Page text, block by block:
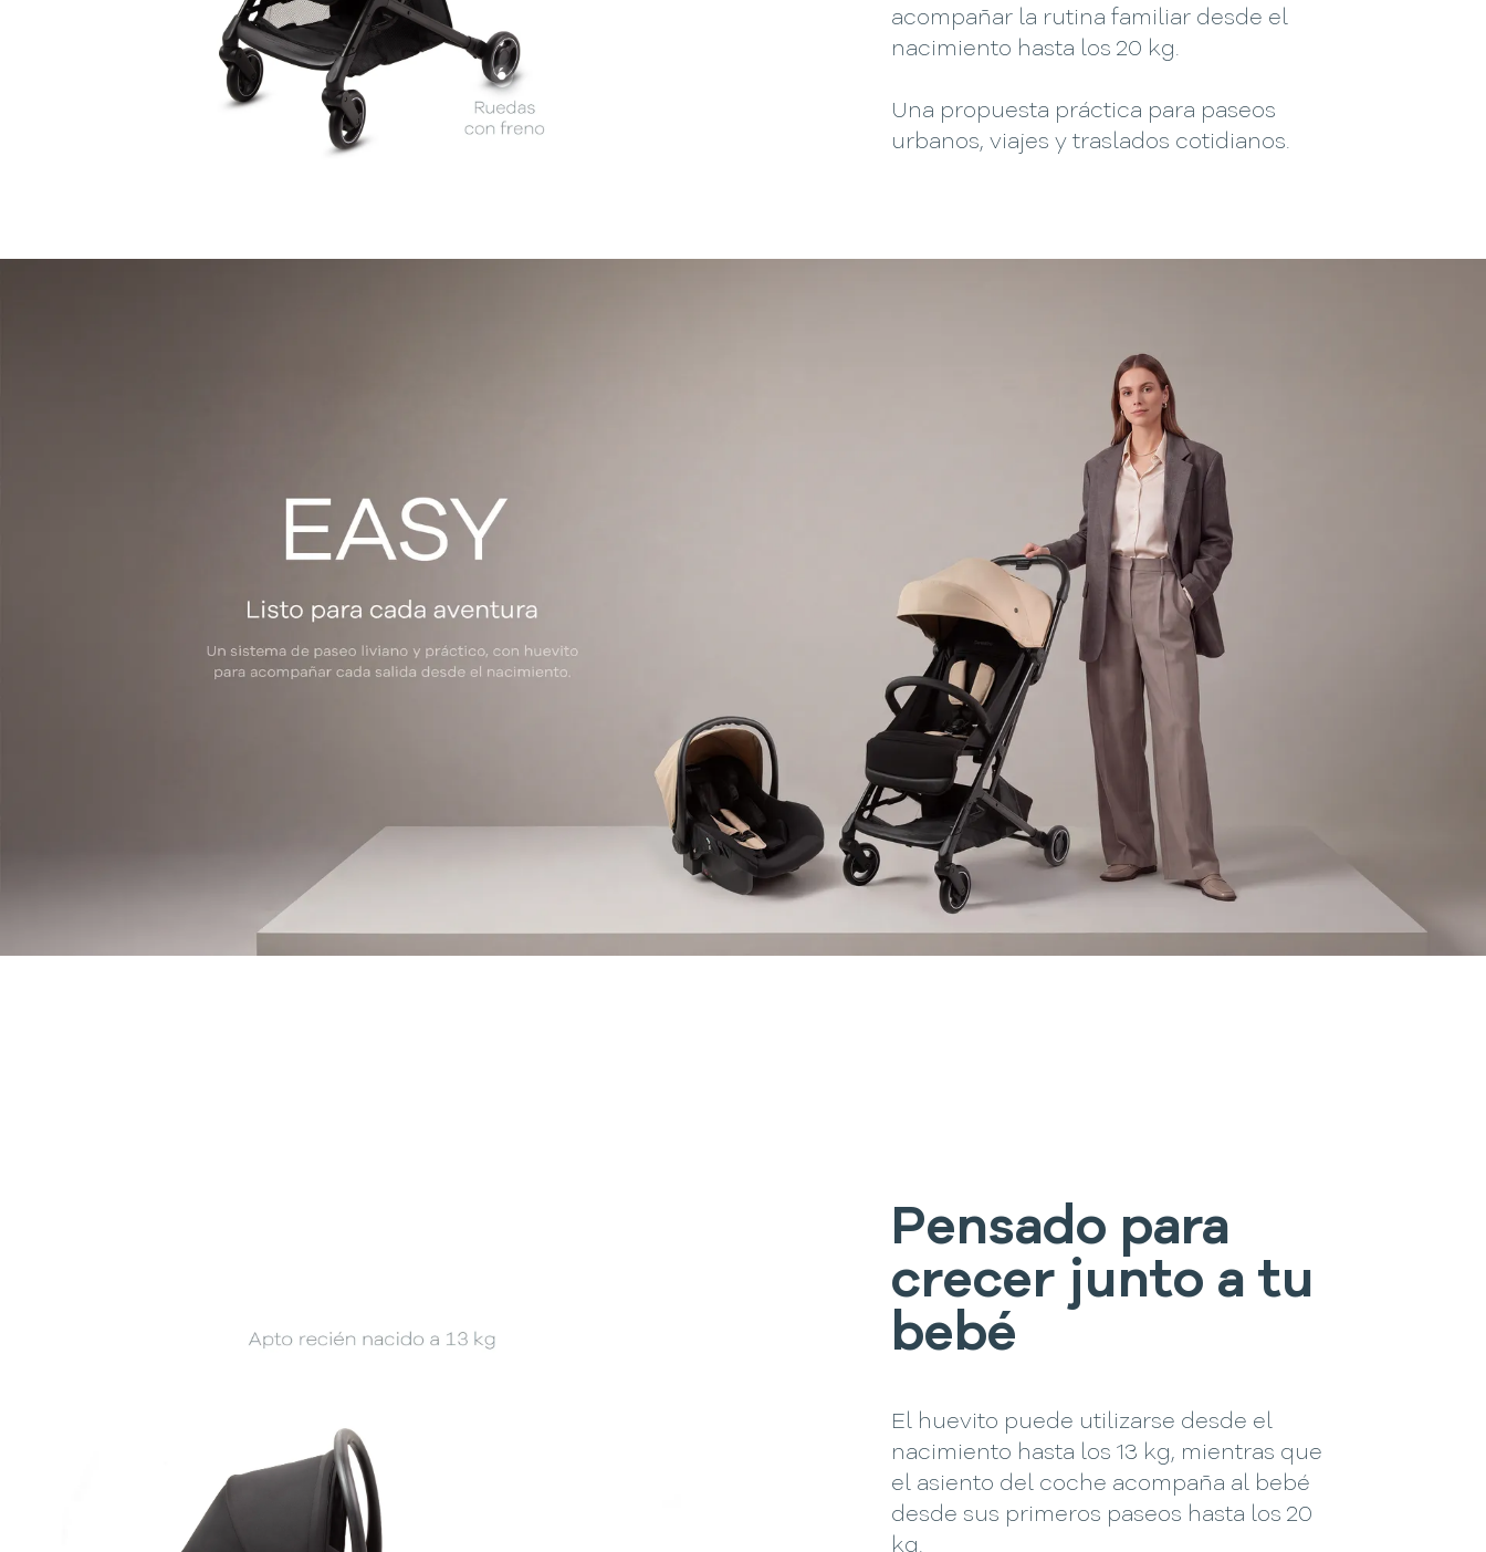
acompañar la rutina familiar desde el
nacimiento hasta los 20 kg.
Una propuesta práctica para paseos
urbanos, viajes y traslados cotidianos.
Pensado para
crecer junto a tu
bebé
El huevito puede utilizarse desde el
nacimiento hasta los 13 kg, mientras que
el asiento del coche acompaña al bebé
desde sus primeros paseos hasta los 20
kg.